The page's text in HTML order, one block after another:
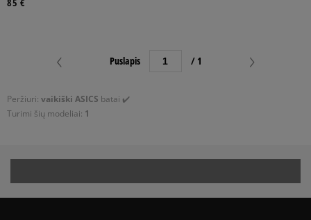
Peržiuri: vaikiški ASICS batai ✔️
Turimi šių modeliai: 1
Puslapis / 1